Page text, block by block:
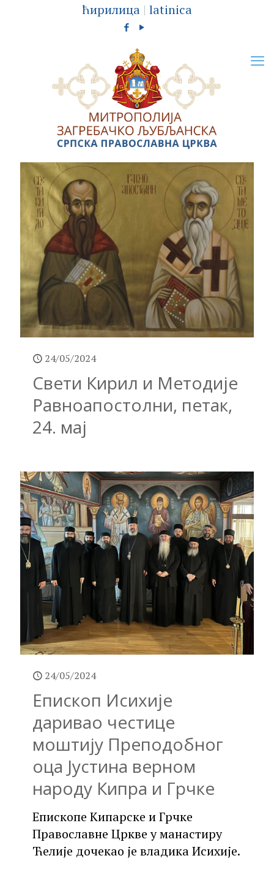
ћирилица | latinica
24/05/2024
Свети Кирил и Методије
Равноапостолни, петак,
24. мај
24/05/2024
Епископ Исихије
даривао честице
моштију Преподобног
оца Јустина верном
народу Кипра и Грчке
Епископе Кипарске и Грчке
Православне Цркве у манастиру
Ћелије дочекао је владика Исихије.